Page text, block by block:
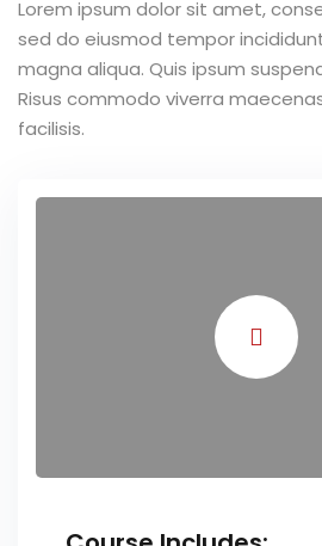
TCC
Lorem ipsum dolor sit amet,
sed do eiusmod tempor
magna aliqua. Quis ipsum
Risus commodo viverra
facilisis.